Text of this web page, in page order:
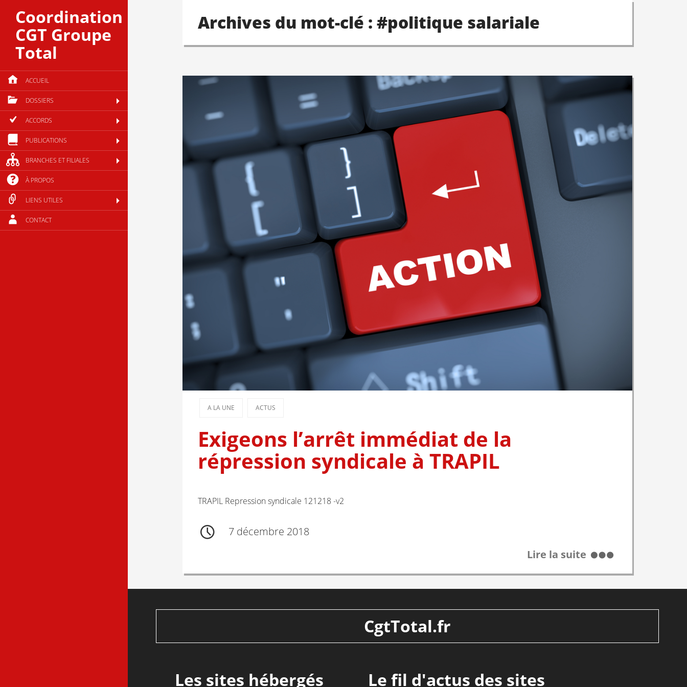
Coordination
CGT Groupe
Total
ACCUEIL
DOSSIERS
ACCORDS
PUBLICATIONS
BRANCHES ET FILIALES
À PROPOS
LIENS UTILES
CONTACT
Archives du mot-clé : #politique salariale
A LA UNE ACTUS
Exigeons l’arrêt immédiat de la
répression syndicale à TRAPIL
TRAPIL Repression syndicale 121218 -v2
7 décembre 2018
Lire la suite
CgtTotal.fr
Les sites hébergés Le fil d'actus des sites